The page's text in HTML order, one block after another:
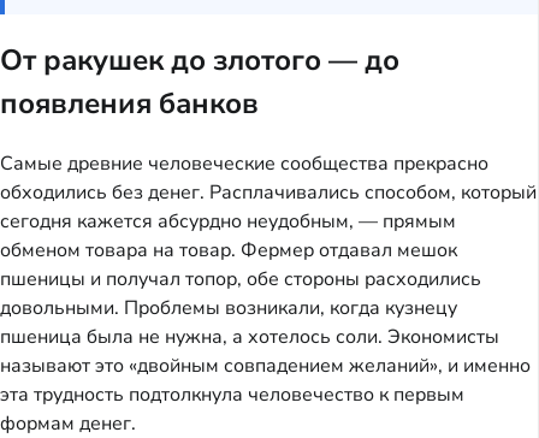
От ракушек до злотого — до
появления банков
Самые древние человеческие сообщества прекрасно
обходились без денег. Расплачивались способом, который
сегодня кажется абсурдно неудобным, — прямым
обменом товара на товар. Фермер отдавал мешок
пшеницы и получал топор, обе стороны расходились
довольными. Проблемы возникали, когда кузнецу
пшеница была не нужна, а хотелось соли. Экономисты
называют это «двойным совпадением желаний», и именно
эта трудность подтолкнула человечество к первым
формам денег.